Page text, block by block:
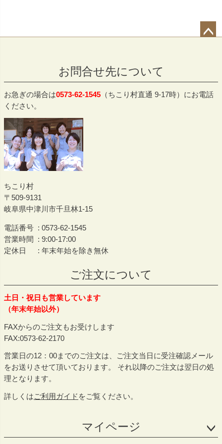
へ
お問合せ先について
お急ぎの場合は0573-62-1545 （ちこり村直通 9-17時）にお電話
ください。
ちこり村
509-9131
岐阜県中津川市千旦林1-15
電話番号
0573-62-1545
営業時間
9:00-17:00
定休日
年末年始を除き無休
ご注文について
土日・祝日も営業しています
（年末年始以外）
FAXからのご注文もお受けします
FAX:0573-62-2170
営業日の12：00までのご注文は、ご注文当日に受注確認メール
をお送りさせて頂いております。 それ以降のご注文は翌日の処
理となります。
詳しくはご利用ガイド をご覧ください。
マイページ